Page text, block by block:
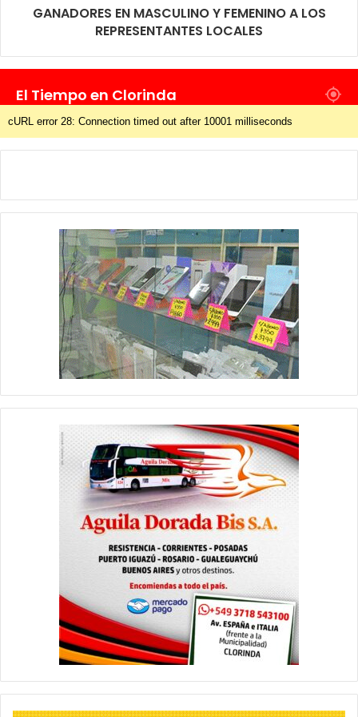
GANADORES EN MASCULINO Y FEMENINO A LOS
REPRESENTANTES LOCALES
El Tiempo en Clorinda
cURL error 28: Connection timed out after 10001 milliseconds